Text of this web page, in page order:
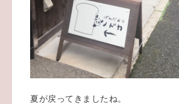
夏が戻ってきましたね。